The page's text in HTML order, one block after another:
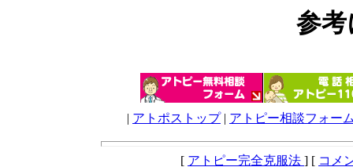
参
| アトポストップ| アトピー相談フォー
[ アトピー完全克服法 ] [ コメ